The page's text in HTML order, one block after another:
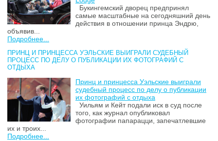
Букингемский дворец предпринял
самые масштабные на сегодняшний день
действия в отношении принца Эндрю,
объявив...
Подробнее...
ПРИНЦ И ПРИНЦЕССА УЭЛЬСКИЕ ВЫИГРАЛИ СУДЕБНЫЙ
ПРОЦЕСС ПО ДЕЛУ О ПУБЛИКАЦИИ ИХ ФОТОГРАФИЙ С
ОТДЫХА
Принц и принцесса Уэльские выиграли
судебный процесс по делу о публикации
их фотографий с отдыха
Уильям и Кейт подали иск в суд после
того, как журнал опубликовал
фотографии папарацци, запечатлевшие
их и троих...
Подробнее...